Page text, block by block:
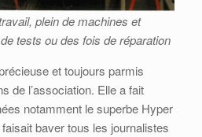
plein de machines et
tests ou des fois de réparation
et toujours parmis
de l’association. Elle a fait
notamment le superbe Hyper
baver tous les journalistes